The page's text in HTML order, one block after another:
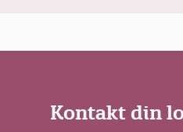
Kontakt din